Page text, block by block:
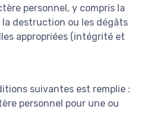
personnel, y compris la
destruction ou les dégâts
appropriées (intégrité et
suivantes est remplie :
personnel pour une ou